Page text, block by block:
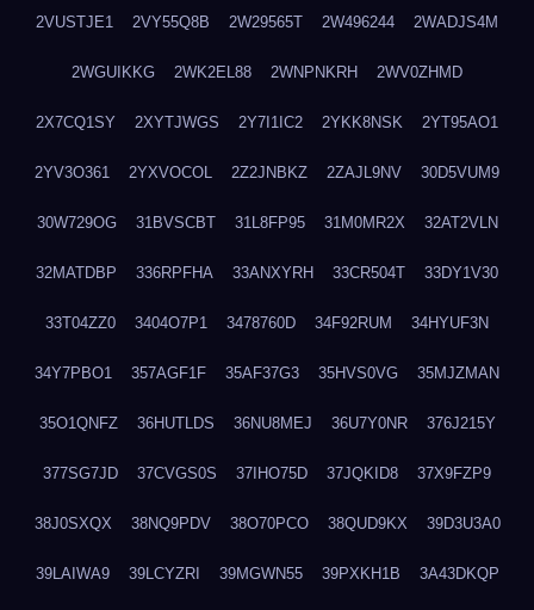
2VUSTJE1 2VY55Q8B 2W29565T 2W496244 2WADJS4M
2WGUIKKG 2WK2EL88 2WNPNKRH 2WV0ZHMD
2X7CQ1SY 2XYTJWGS 2Y7I1IC2 2YKK8NSK 2YT95AO1
2YV3O361 2YXVOCOL 2Z2JNBKZ 2ZAJL9NV 30D5VUM9
30W729OG 31BVSCBT 31L8FP95 31M0MR2X 32AT2VLN
32MATDBP 336RPFHA 33ANXYRH 33CR504T 33DY1V30
33T04ZZ0 3404O7P1 3478760D 34F92RUM 34HYUF3N
34Y7PBO1 357AGF1F 35AF37G3 35HVS0VG 35MJZMAN
35O1QNFZ 36HUTLDS 36NU8MEJ 36U7Y0NR 376J215Y
377SG7JD 37CVGS0S 37IHO75D 37JQKID8 37X9FZP9
38J0SXQX 38NQ9PDV 38O70PCO 38QUD9KX 39D3U3A0
39LAIWA9 39LCYZRI 39MGWN55 39PXKH1B 3A43DKQP